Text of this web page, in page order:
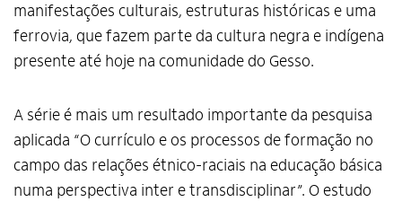
manifestações culturais, estruturas históricas e uma
ferrovia, que fazem parte da cultura negra e indígena
presente até hoje na comunidade do Gesso.
A série é mais um resultado importante da pesquisa
aplicada “O currículo e os processos de formação no
campo das relações étnico-raciais na educação básica
numa perspectiva inter e transdisciplinar”. O estudo